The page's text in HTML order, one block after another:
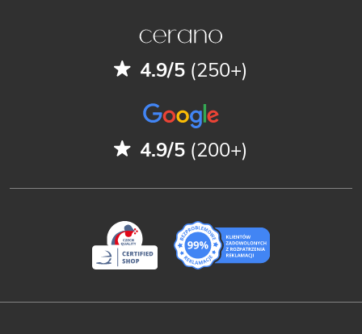
4.9/5 (250+)
4.9/5 (200+)